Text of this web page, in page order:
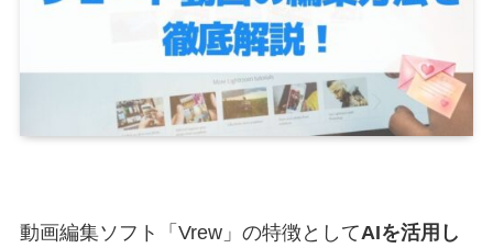
動画編集ソフト「Vrew」の特徴としてAIを活用し